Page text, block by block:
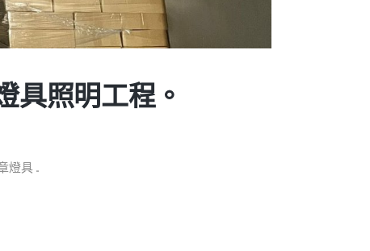
照明工程。
具 ...